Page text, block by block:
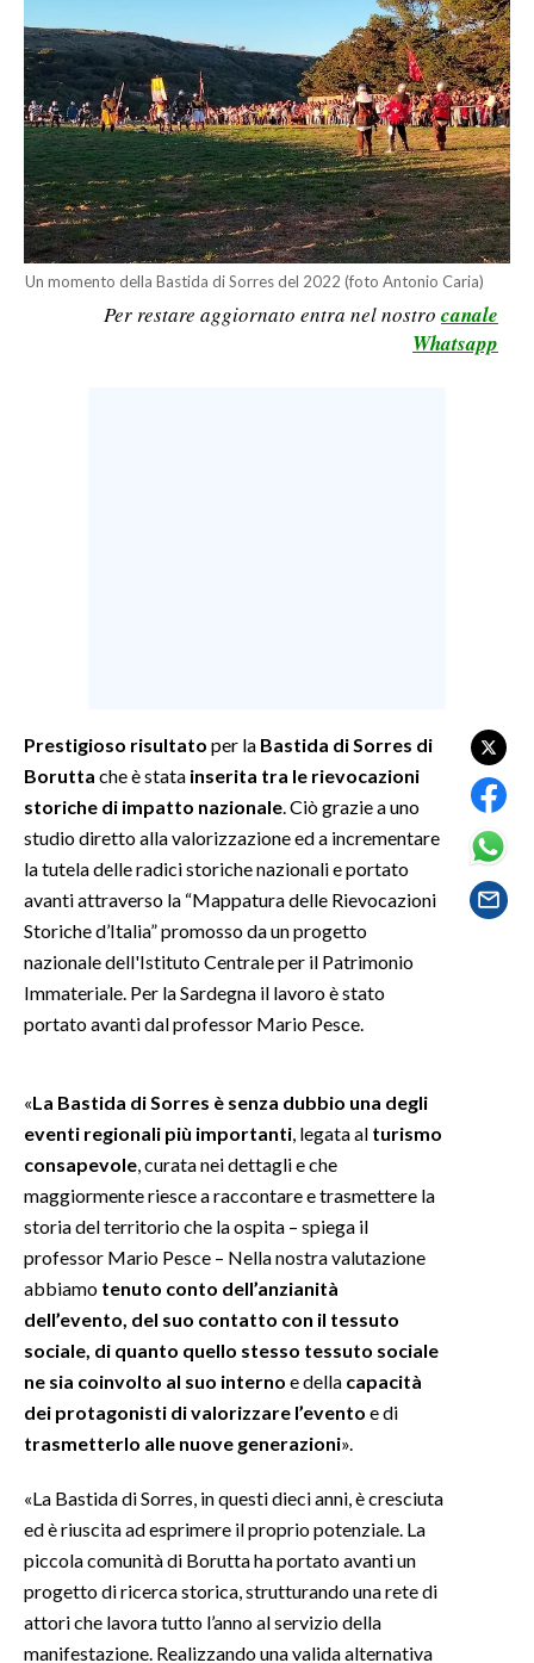
POLITICA
ECONOMIA
SERVIZI ALLE IMPRESE
LAVORO
BANDI
SPORT IN SARDEGNA
SPETTACOLI
SARDEGNA TURISMO
SARDI NEL MONDO
NOTIZIE
EVENTI
#CARAUNIONE
3 MINUTI CON
INSULARITÀ
INFO AZIENDE
ANNUNCI
NECROLOGI
PUBBLICITÀ
SPIAGGE
STORE
Un momento della Bastida di Sorres del 2022 (foto Antonio Caria)
Per restare aggiornato entra nel nostro canale
Whatsapp
Prestigioso risultato per la Bastida di Sorres di
Borutta che è stata inserita tra le rievocazioni
storiche di impatto nazionale . Ciò grazie a uno
studio diretto alla valorizzazione ed a incrementare
la tutela delle radici storiche nazionali e portato
avanti attraverso la “Mappatura delle Rievocazioni
Storiche d’Italia” promosso da un progetto
nazionale dell'Istituto Centrale per il Patrimonio
Immateriale. Per la Sardegna il lavoro è stato
portato avanti dal professor Mario Pesce.
«La Bastida di Sorres è senza dubbio una degli
eventi regionali più importanti , legata al turismo
consapevole , curata nei dettagli e che
maggiormente riesce a raccontare e trasmettere la
storia del territorio che la ospita – spiega il
professor Mario Pesce – Nella nostra valutazione
abbiamo tenuto conto dell’anzianità
dell’evento, del suo contatto con il tessuto
sociale, di quanto quello stesso tessuto sociale
ne sia coinvolto al suo interno e della capacità
dei protagonisti di valorizzare l’evento e di
trasmetterlo alle nuove generazioni».
«La Bastida di Sorres, in questi dieci anni, è cresciuta
ed è riuscita ad esprimere il proprio potenziale. La
piccola comunità di Borutta ha portato avanti un
progetto di ricerca storica, strutturando una rete di
attori che lavora tutto l’anno al servizio della
manifestazione. Realizzando una valida alternativa